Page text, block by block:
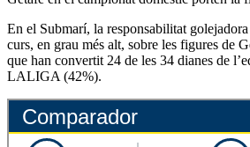
En el Submarí, la responsabilitat
curs, en grau més alt, sobre les figures de
que han convertit 24 de les 34 dianes de
LALIGA (42%).